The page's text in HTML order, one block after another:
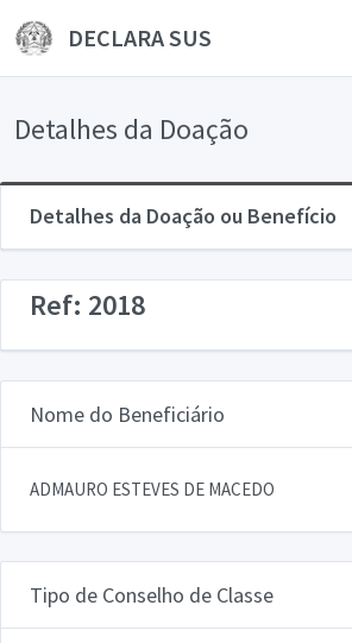
DECLARA SUS
Detalhes da Doação
Detalhes da Doação ou Benefício
Ref: 2018
Nome do Beneficiário
ADMAURO ESTEVES DE MACEDO
Tipo de Conselho de Classe